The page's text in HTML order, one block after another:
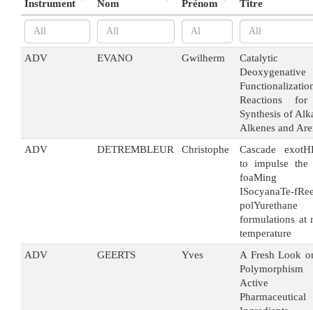
Instrument Nom Prénom Titre
ADV EVANO Gwilherm
Catalytic
Deoxygenative
Reactions
Synthesis of
Alkenes and
ADV
DETREMBLEUR Christophe
Cascade
to impulse the
ISocyanaTe-
polYurethane
formulations at
temperature
ADV
GEERTS Yves
A Fresh Look
Active
Pharmaceutical